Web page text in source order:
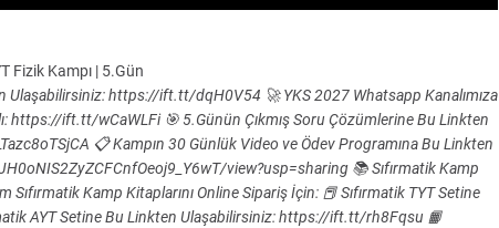
Fizik Kampı | 5.Gün
Ulaşabilirsiniz: https://ift.tt/dqH0V54 🚀 YKS 2027 Whatsapp Kanalımıza
https://ift.tt/wCaWLFi 🎯 5.Günün Çıkmış Soru Çözümlerine Bu Linkten
📋 Kampın 30 Günlük Video ve Ödev Programına Bu Linkten
view?usp=sharing 📚 Sıfırmatik Kamp
Kamp Kitaplarını Online Sipariş İçin: 📕 Sıfırmatik TYT Setine
AYT Setine Bu Linkten Ulaşabilirsiniz: https://ift.tt/rh8Fqsu 📙